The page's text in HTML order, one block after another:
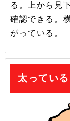
る。上から見
確認できる。
がっている。
太ってい